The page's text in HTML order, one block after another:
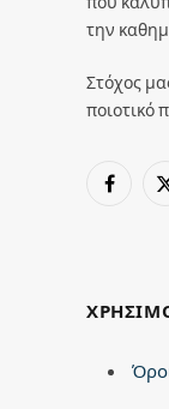
την
Στόχος
ποιοτικό